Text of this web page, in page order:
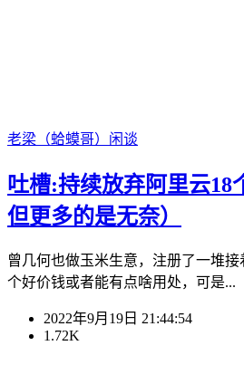
老梁（蛤蟆哥） 闲谈
吐槽:持续放弃阿里云18
但更多的是无奈）
曾几何也做玉米生意，注册了一堆
个好价钱或者能有点啥用处，可是...
2022年9月19日 21:44:54
1.72K